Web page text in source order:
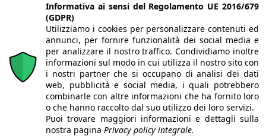
Informativa ai sensi del Regolamento UE 2016/679
(GDPR)
Utilizziamo i cookies per personalizzare contenuti ed
annunci, per fornire funzionalità dei social media e
per analizzare il nostro traffico. Condividiamo inoltre
informazioni sul modo in cui utilizza il nostro sito con
i nostri partner che si occupano di analisi dei dati
web, pubblicità e social media, i quali potrebbero
combinarle con altre informazioni che ha fornito loro
o che hanno raccolto dal suo utilizzo dei loro servizi.
Puoi trovare maggiori informazioni e dettagli sulla
nostra pagina Privacy policy integrale.